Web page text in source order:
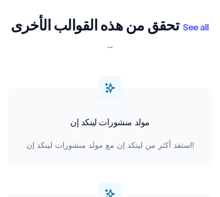
تحقق من هذه القوالب الأخرى See all
→
مولد منشورات لينكد إن
استفد أكثر من لينكد إن مع مولد منشورات لينكد إن!